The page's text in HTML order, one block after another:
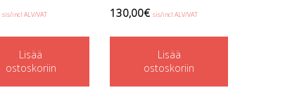
sis/incl ALV/VAT
Lisää
ostoskoriin
130,00€ sis/incl ALV/VAT
Lisää
ostoskoriin